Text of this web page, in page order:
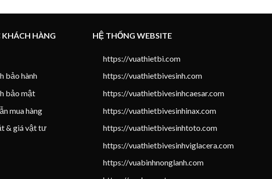
HÀNG
bảo hành
bảo mật
mua hàng
& giá vật tư
HỆ THỐNG WEBSITE
https://vuathietbi.com
https://vuathietbivesinh.com
https://vuathietbivesinhcaesar.com
https://vuathietbivesinhinax.com
https://vuathietbivesinhtoto.com
https://vuathietbivesinhviglacera.com
https://vuabinhnonglanh.com